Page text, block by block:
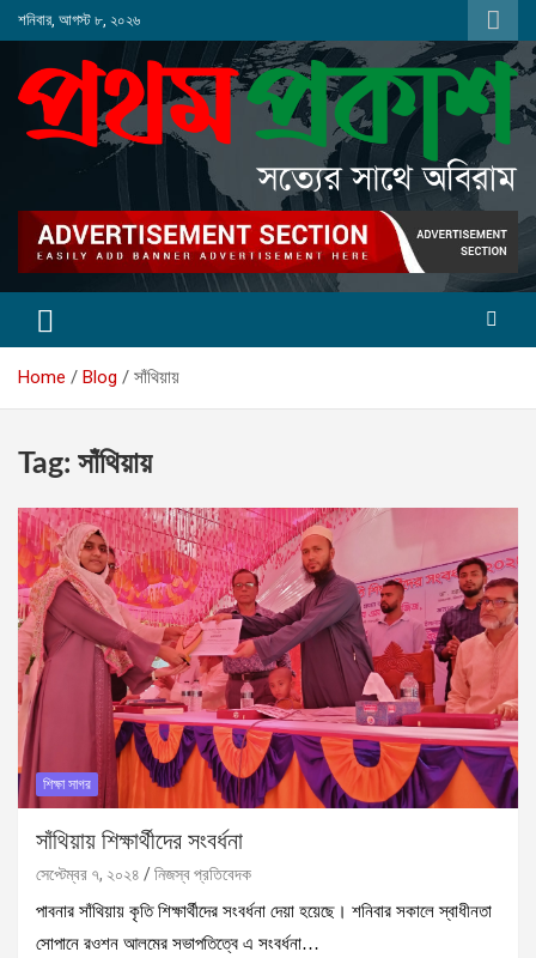
Skip
to
শনিবার, আগস্ট ৮, ২০২৬
Home Blog সাঁথিয়ায়
Tag: সাঁথিয়ায়
শিক্ষা সাগর
সাঁথিয়ায় শিক্ষার্থীদের সংবর্ধনা
সেপ্টেম্বর ৭, ২০২৪
নিজস্ব প্রতিবেদক
পাবনার সাঁথিয়ায় কৃতি শিক্ষার্থীদের সংবর্ধনা দেয়া হয়েছে। শনিবার সকালে স্বাধীনতা
সোপানে রওশন আলমের সভাপতিত্বে এ সংবর্ধনা…